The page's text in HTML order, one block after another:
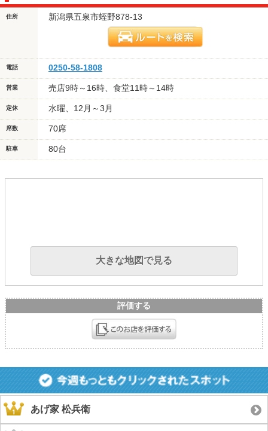
住所 新潟県五泉市蛭野878-13
電話 0250-58-1808
営業 売店9時～16時、食堂11時～14時
定休 水曜、12月～3月
席数 70席
駐車 80台
大きな地図で見る
評価する
あげ家 松兵衛